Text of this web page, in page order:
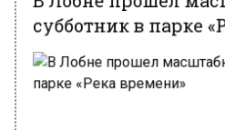
субботник в парке